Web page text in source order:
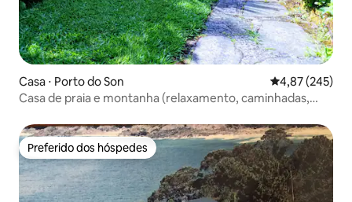
Casa ⋅ Porto do Son 4,87 de uma
4,87 (245)
Casa de praia e montanha (relaxamento, caminhadas,
Preferido dos hóspedes
Preferido dos hóspedes